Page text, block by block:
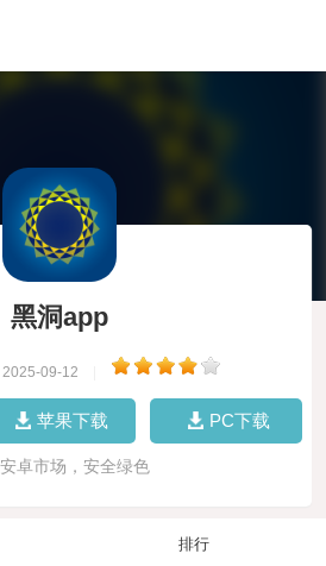
黑洞app
2025-09-12
苹果下载 PC下载
安卓市场，安全绿色
排行